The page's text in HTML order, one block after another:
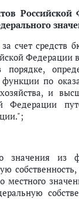
счет средств
Федерации
по
и
Федерации
значения из